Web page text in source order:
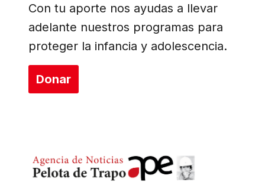
Con tu aporte nos ayudas a llevar
adelante nuestros programas para
proteger la infancia y adolescencia.
Donar